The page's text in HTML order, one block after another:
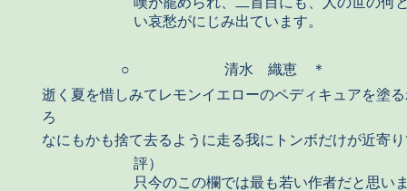
い哀愁がにじみ出ています。
○
清水 織恵 ＊
逝く夏を惜しみてレモンイエローのペディキュアを塗
ろ
なにもかも捨て去るように走る我にトンボだけが近寄
評）
只今のこの欄では最も若い作者だと思い